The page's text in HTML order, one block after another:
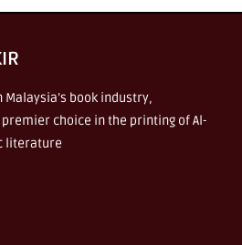
book industry,
premier choice in the printing of Al-
literature